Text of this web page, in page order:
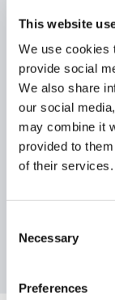
This website
We use cookies
provide social
We also share
our social
may combine it
provided to
of their services.
Selection
Necessary
Preferences
RA
Functietitel:
Drs.
Functietitel:
Lid
Vierstra